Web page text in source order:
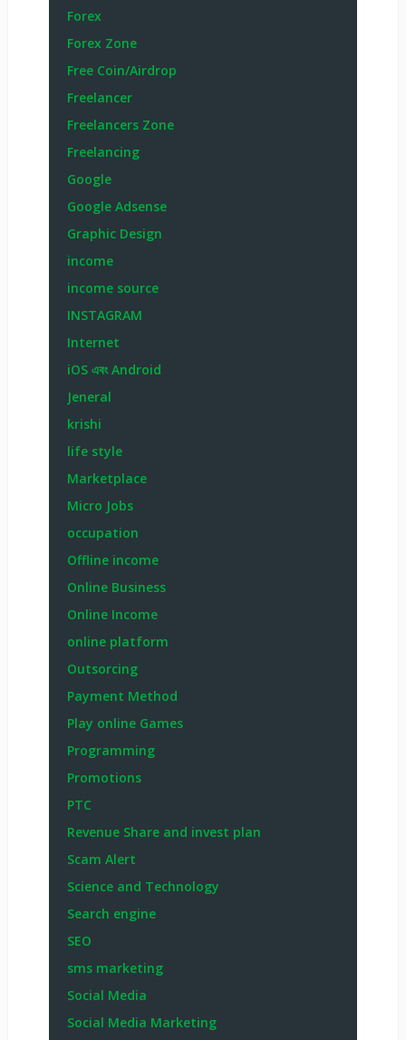
Forex
Forex Zone
Free Coin/Airdrop
Freelancer
Freelancers Zone
Freelancing
Google
Google Adsense
Graphic Design
income
income source
INSTAGRAM
Internet
iOS এবং Android
Jeneral
krishi
life style
Marketplace
Micro Jobs
occupation
Offline income
Online Business
Online Income
online platform
Outsorcing
Payment Method
Play online Games
Programming
Promotions
PTC
Revenue Share and invest plan
Scam Alert
Science and Technology
Search engine
SEO
sms marketing
Social Media
Social Media Marketing